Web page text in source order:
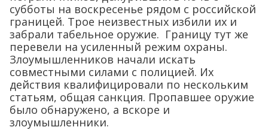
субботы на воскресенье рядом с российской
границей. Трое неизвестных избили их и
забрали табельное оружие. Границу тут же
перевели на усиленный режим охраны.
Злоумышленников начали искать
совместными силами с полицией. Их
действия квалифицировали по нескольким
статьям, общая санкция. Пропавшее оружие
было обнаружено, а вскоре и
злоумышленники.